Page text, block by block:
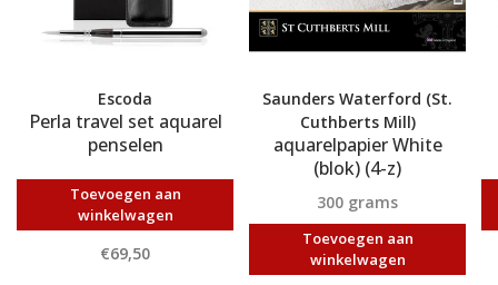
Escoda
Perla travel set aquarel
penselen
Toevoegen aan
winkelwagen
€69,50
Saunders Waterford (St.
Cuthberts Mill)
aquarelpapier White
(blok) (4-z)
300 grams
Toevoegen aan
winkelwagen